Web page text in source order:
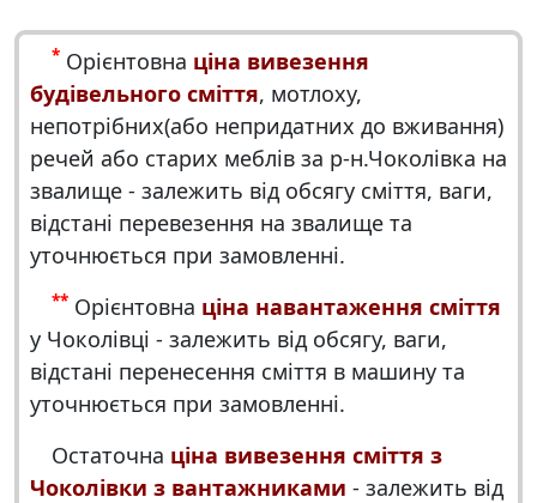
*Орієнтовна ціна вивезення
будівельного сміття, мотлоху,
непотрібних(або непридатних до вживання)
речей або старих меблів за р-н.Чоколівка на
звалище - залежить від обсягу сміття, ваги,
відстані перевезення на звалище та
уточнюється при замовленні.
**Орієнтовна ціна навантаження сміття
у Чоколівці - залежить від обсягу, ваги,
відстані перенесення сміття в машину та
уточнюється при замовленні.
Остаточна ціна вивезення сміття з
Чоколівки з вантажниками - залежить від